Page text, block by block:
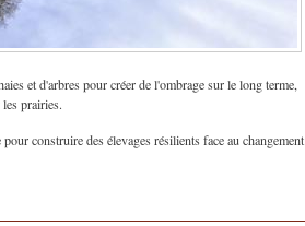
et d'arbres pour créer de l'ombrage sur le long terme,
prairies.
construire des élevages résilients face au changement